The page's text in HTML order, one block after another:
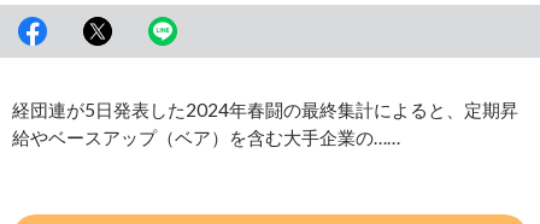
経団連が5日発表した2024年春闘の最終集計によると、定期昇
給やベースアップ（ベア）を含む大手企業の……